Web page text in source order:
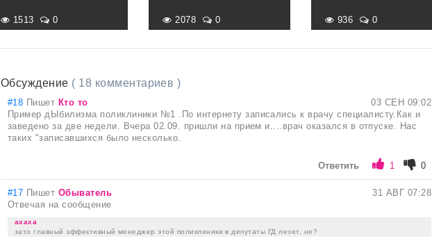
1513 0 2078 0 936 0
Обсуждение ( 18 комментариев )
#18 Пишет Кто то
03 СЕН 09:02
Пример дЫбилизма поликлиники №1 .По интернету записались к врачу специалисту.Как и
заведено за две недели. Вчера 02.09. пришли на прием и....врач оказался в отпуске. Нас
таких "записавшихся было несколько.
Ответить 1 0
#17 Пишет Обыватель
31 АВГ 07:28
Отвечая на сообщение
ахаха
зато главный эффективный менеджер этой поликлиники в депутаты ГД лезет, не?